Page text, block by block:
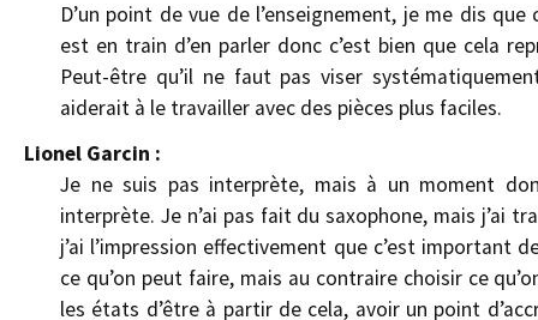
D’un point de vue de l’enseignement, je me dis
est en train d’en parler donc c’est bien que cela
Peut-être qu’il ne faut pas viser
aiderait à le travailler avec des pièces plus faciles.
Lionel Garcin :
Je ne suis pas interprète, mais à un moment
interprète. Je n’ai pas fait du saxophone, mais j’ai
j’ai l’impression effectivement que c’est important
ce qu’on peut faire, mais au contraire choisir ce
les états d’être à partir de cela, avoir un point